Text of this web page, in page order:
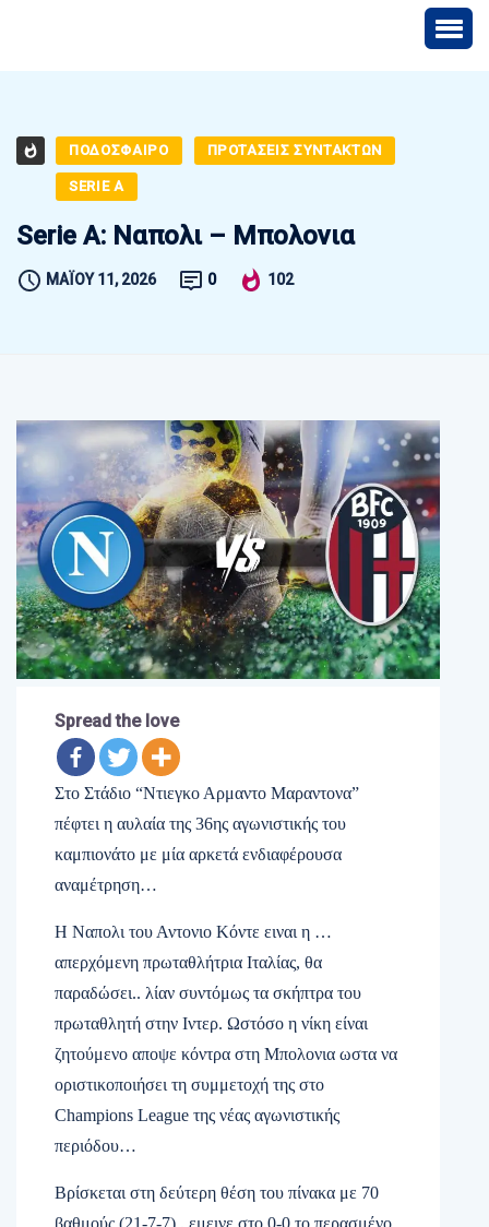
ΠΟΔΟΣΦΑΙΡΟ ΠΡΟΤΑΣΕΙΣ ΣΥΝΤΑΚΤΩΝ
SERIE A
Serie A: Ναπολι – Μπολονια
ΜΑΪ́ΟΥ 11, 2026 0 102
Spread the love
Στο Στάδιο “Ντιεγκο Αρμαντο Μαραντονα”
πέφτει η αυλαία της 36ης αγωνιστικής του
καμπιονάτο με μία αρκετά ενδιαφέρουσα
αναμέτρηση…
Η Ναπολι του Αντονιο Κόντε ειναι η …
απερχόμενη πρωταθλήτρια Ιταλίας, θα
παραδώσει.. λίαν συντόμως τα σκήπτρα του
πρωταθλητή στην Ιντερ. Ωστόσο η νίκη είναι
ζητούμενο αποψε κόντρα στη Μπολονια ωστα να
οριστικοποιήσει τη συμμετοχή της στο
Champions League της νέας αγωνιστικής
περιόδου…
Βρίσκεται στη δεύτερη θέση του πίνακα με 70
βαθμούς (21-7-7) , εμεινε στο 0-0 το περασμένο